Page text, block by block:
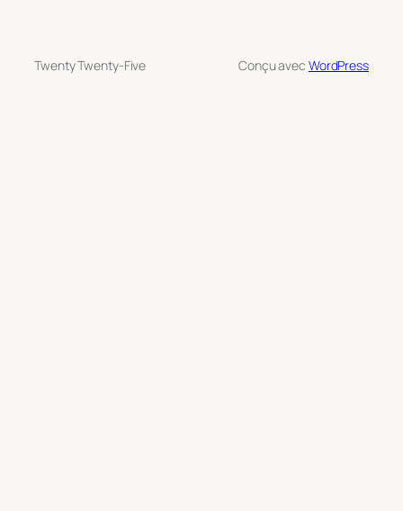
Twenty Twenty-Five Conçu avec WordPress